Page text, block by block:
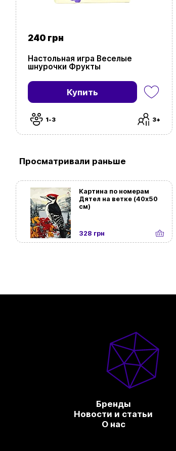
240 грн
Настольная игра Веселые
шнурочки Фрукты
Купить
1-3 3+
Просматривали раньше
Картина по номерам
Дятел на ветке (40х50
см)
328 грн
Бренды
Новости и статьи
О нас